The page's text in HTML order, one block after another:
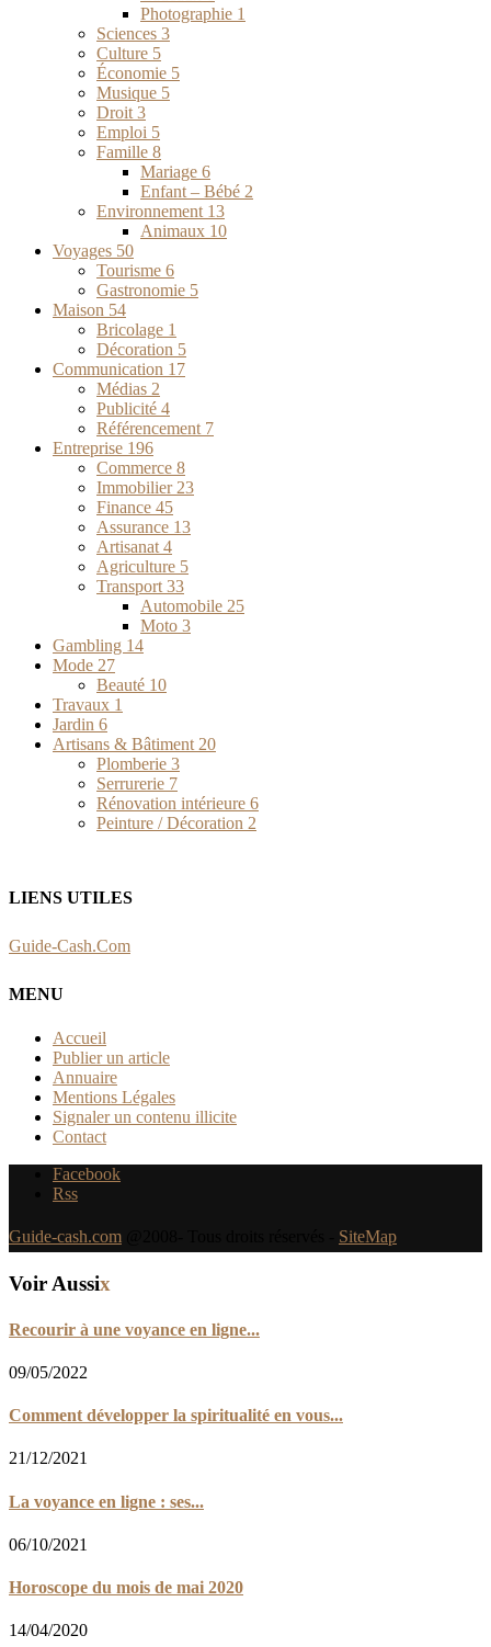
Photographie 1
Sciences 3
Culture 5
Économie 5
Musique 5
Droit 3
Emploi 5
Famille 8
Mariage 6
Enfant – Bébé 2
Environnement 13
Animaux 10
Voyages 50
Tourisme 6
Gastronomie 5
Maison 54
Bricolage 1
Décoration 5
Communication 17
Médias 2
Publicité 4
Référencement 7
Entreprise 196
Commerce 8
Immobilier 23
Finance 45
Assurance 13
Artisanat 4
Agriculture 5
Transport 33
Automobile 25
Moto 3
Gambling 14
Mode 27
Beauté 10
Travaux 1
Jardin 6
Artisans & Bâtiment 20
Plomberie 3
Serrurerie 7
Rénovation intérieure 6
Peinture / Décoration 2
LIENS UTILES
Guide-Cash.Com
MENU
Accueil
Publier un article
Annuaire
Mentions Légales
Signaler un contenu illicite
Contact
Facebook
Rss
Guide-cash.com SiteMap
Voir Aussix
Recourir à une voyance en ligne...
09/05/2022
Comment développer la spiritualité en vous...
21/12/2021
La voyance en ligne : ses...
06/10/2021
Horoscope du mois de mai 2020
14/04/2020